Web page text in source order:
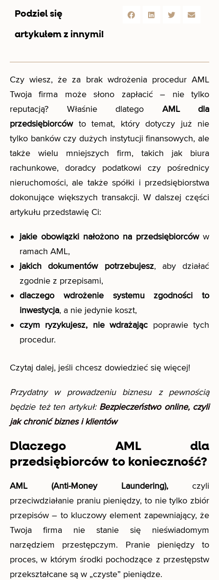
Podziel się
artykułem z innymi!
Czy wiesz, że za brak wdrożenia procedur AML
Twoja firma może słono zapłacić – nie tylko
reputacją? Właśnie dlatego AML dla
przedsiębiorcówto temat, który dotyczy już nie
tylko banków czy dużych instytucji finansowych, ale
także wielu mniejszych firm, takich jak biura
rachunkowe, doradcy podatkowi czy pośrednicy
nieruchomości, ale także spółki i przedsiębiorstwa
dokonujące większych transakcji. W dalszej części
artykułu przedstawię Ci:
jakie obowiązki nałożono na przedsiębiorcóww
ramach AML,
jakich dokumentów potrzebujesz, aby działać
zgodnie z przepisami,
dlaczego wdrożenie systemu zgodności to
inwestycja, a nie jedynie koszt,
czym ryzykujesz, nie wdrażając poprawie tych
procedur.
Czytaj dalej, jeśli chcesz dowiedzieć się więcej!
Przydatny w prowadzeniu biznesu z pewnością
będzie też ten artykuł: Bezpieczeństwo online, czyli
jak chronić biznes i klientów
Dlaczego AML dla
przedsiębiorców to konieczność?
AML (Anti-Money Laundering), czyli
przeciwdziałanie praniu pieniędzy, to nie tylko zbiór
przepisów – to kluczowy element zapewniający, że
Twoja firma nie stanie się nieświadomym
narzędziem przestępczym. Pranie pieniędzy to
proces, w którym środki pochodzące z przestępstw
przekształcane są w „czyste” pieniądze.